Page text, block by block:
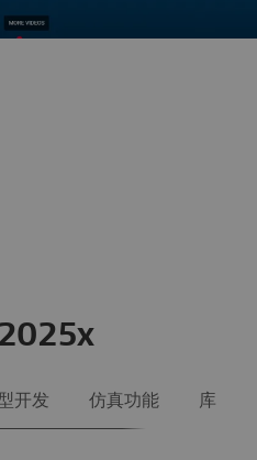
开发 仿真功能 库